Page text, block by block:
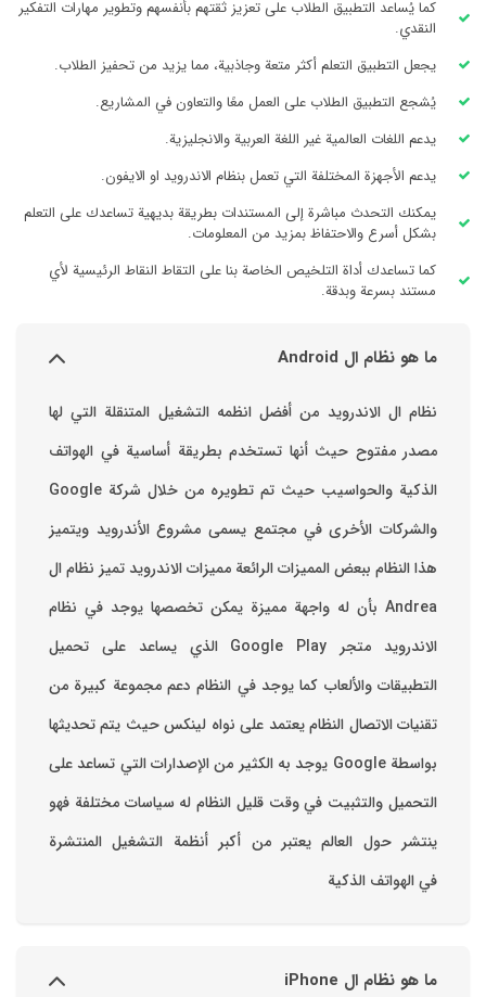
كما يُساعد التطبيق الطلاب على تعزيز ثقتهم بأنفسهم وتطوير مهارات التفكير
النقدي.
يجعل التطبيق التعلم أكثر متعة وجاذبية، مما يزيد من تحفيز الطلاب.
يُشجع التطبيق الطلاب على العمل معًا والتعاون في المشاريع.
يدعم اللغات العالمية غير اللغة العربية والانجليزية.
يدعم الأجهزة المختلفة التي تعمل بنظام الاندرويد او الايفون.
يمكنك التحدث مباشرة إلى المستندات بطريقة بديهية تساعدك على التعلم
بشكل أسرع والاحتفاظ بمزيد من المعلومات.
كما تساعدك أداة التلخيص الخاصة بنا على التقاط النقاط الرئيسية لأي
مستند بسرعة وبدقة.
ما هو نظام ال Android
نظام ال الاندرويد من أفضل انظمه التشغيل المتنقلة التي لها
مصدر مفتوح حيث أنها تستخدم بطريقة أساسية في الهواتف
والشركات الأخرى في مجتمع يسمى مشروع الأندرويد ويتميز
هذا النظام ببعض المميزات الرائعة ‏مميزات الاندرويد ‏تميز نظام ال
Andrea بأن له واجهة مميزة يمكن تخصصها ‏يوجد في نظام
الاندرويد متجر Google Play الذي يساعد على تحميل
التطبيقات والألعاب ‏كما يوجد في النظام دعم مجموعة كبيرة من
تقنيات الاتصال ‏النظام يعتمد على نواه لينكس حيث يتم تحديثها
بواسطة ‫Google‬ ‏يوجد به الكثير من الإصدارات التي تساعد على
التحميل والتثبيت في وقت قليل ‏النظام له سياسات مختلفة فهو
ينتشر حول العالم يعتبر من أكبر أنظمة التشغيل المنتشرة
في الهواتف الذكية
ما هو نظام ال iPhone